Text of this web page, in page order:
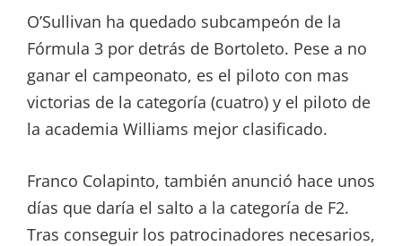
O’Sullivan ha quedado subcampeón de la
Fórmula 3 por detrás de Bortoleto. Pese a no
ganar el campeonato, es el piloto con mas
victorias de la categoría (cuatro) y el piloto de
la academia Williams mejor clasificado.
Franco Colapinto, también anunció hace unos
días que daría el salto a la categoría de F2.
Tras conseguir los patrocinadores necesarios,